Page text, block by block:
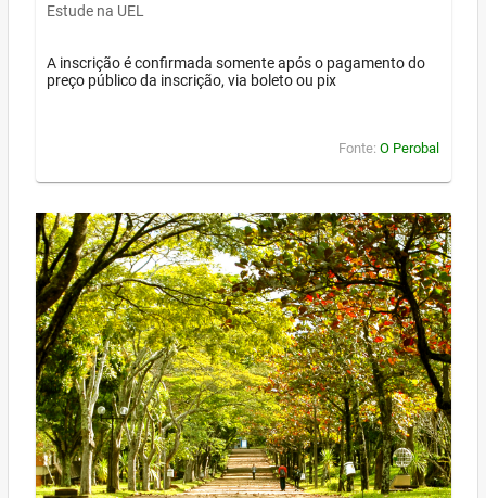
Estude na UEL
A inscrição é confirmada somente após o pagamento do
preço público da inscrição, via boleto ou pix
Fonte: O Perobal